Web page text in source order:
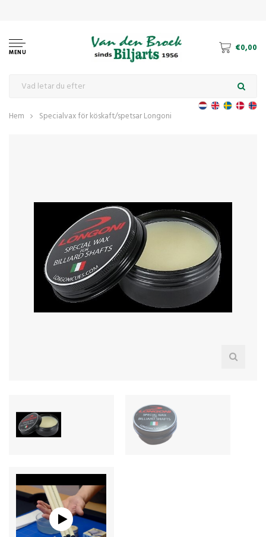
MENU €0,00
Hem Specialvax för köskaft/spetsar Longoni